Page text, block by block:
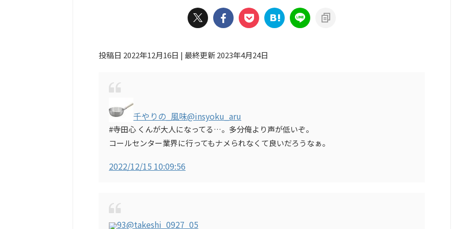
投稿日 2022年12月16日 | 最終更新 2023年4月24日
千やりの_風味@insyoku_aru
#寺田心 くんが大人になってる…。多分俺より声が低いぞ。
コールセンター業界に行ってもナメられなくて良いだろうなぁ。
2022/12/15 10:09:56
93@takeshi_0927_05